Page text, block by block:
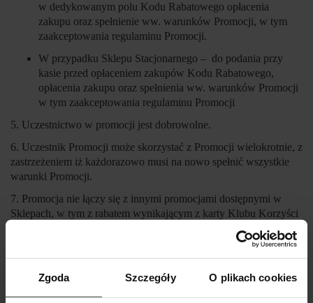
Zgoda Szczegóły O plikach cookies
w dedykowanym polu Kodu Rabatowego opłacenia
zakupu oraz spełnienie ww. warunków Promocji, w tym
zaakceptowania regulaminu Promocji.
W przypadku Sklepu Stacjonarnego – do podania przy
kasie przed opłaceniem zakupów Kodu Rabatowego,
opłacenia zakupu oraz spełnienia ww. warunków Promocji
w tym zaakceptowania regulaminu Promocji
5. Uczestnictwo w promocji jest dobrowolne.
6. Uczestnik Promocji może skorzystać z Promocji wielokrotnie, z
zastrzeżeniem iż każdorazowo musi na nowo spełnić wszystkie
warunki Promocji.
7. Promocja nie łączy się z innymi promocjami dostępnymi w
Sklepach, w tym z rabatem wynikającym z karty Klubu Korzyści
III. POSTĘPOWANIE REKLAMACYJNE